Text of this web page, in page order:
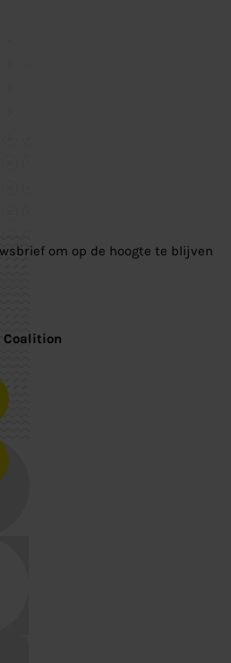
om op de hoogte te blijven
Coalition